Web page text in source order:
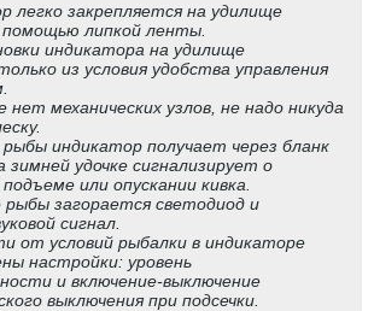
легко закрепляется на удилище
липкой ленты.
индикатора на удилище
из условия удобства управления
нет механических узлов, не надо никуда
рыбы индикатор получает через бланк
зимней удочке сигнализирует о
или опускании кивка.
рыбы загорается светодиод и
сигнал.
от условий рыбалки в индикаторе
настройки: уровень
и включение-выключение
выключения при подсечки.